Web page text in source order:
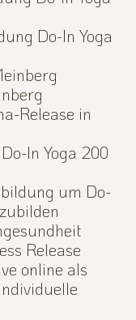
Do-In Yoga
Release in
In Yoga 200
um Do-
Release
online als